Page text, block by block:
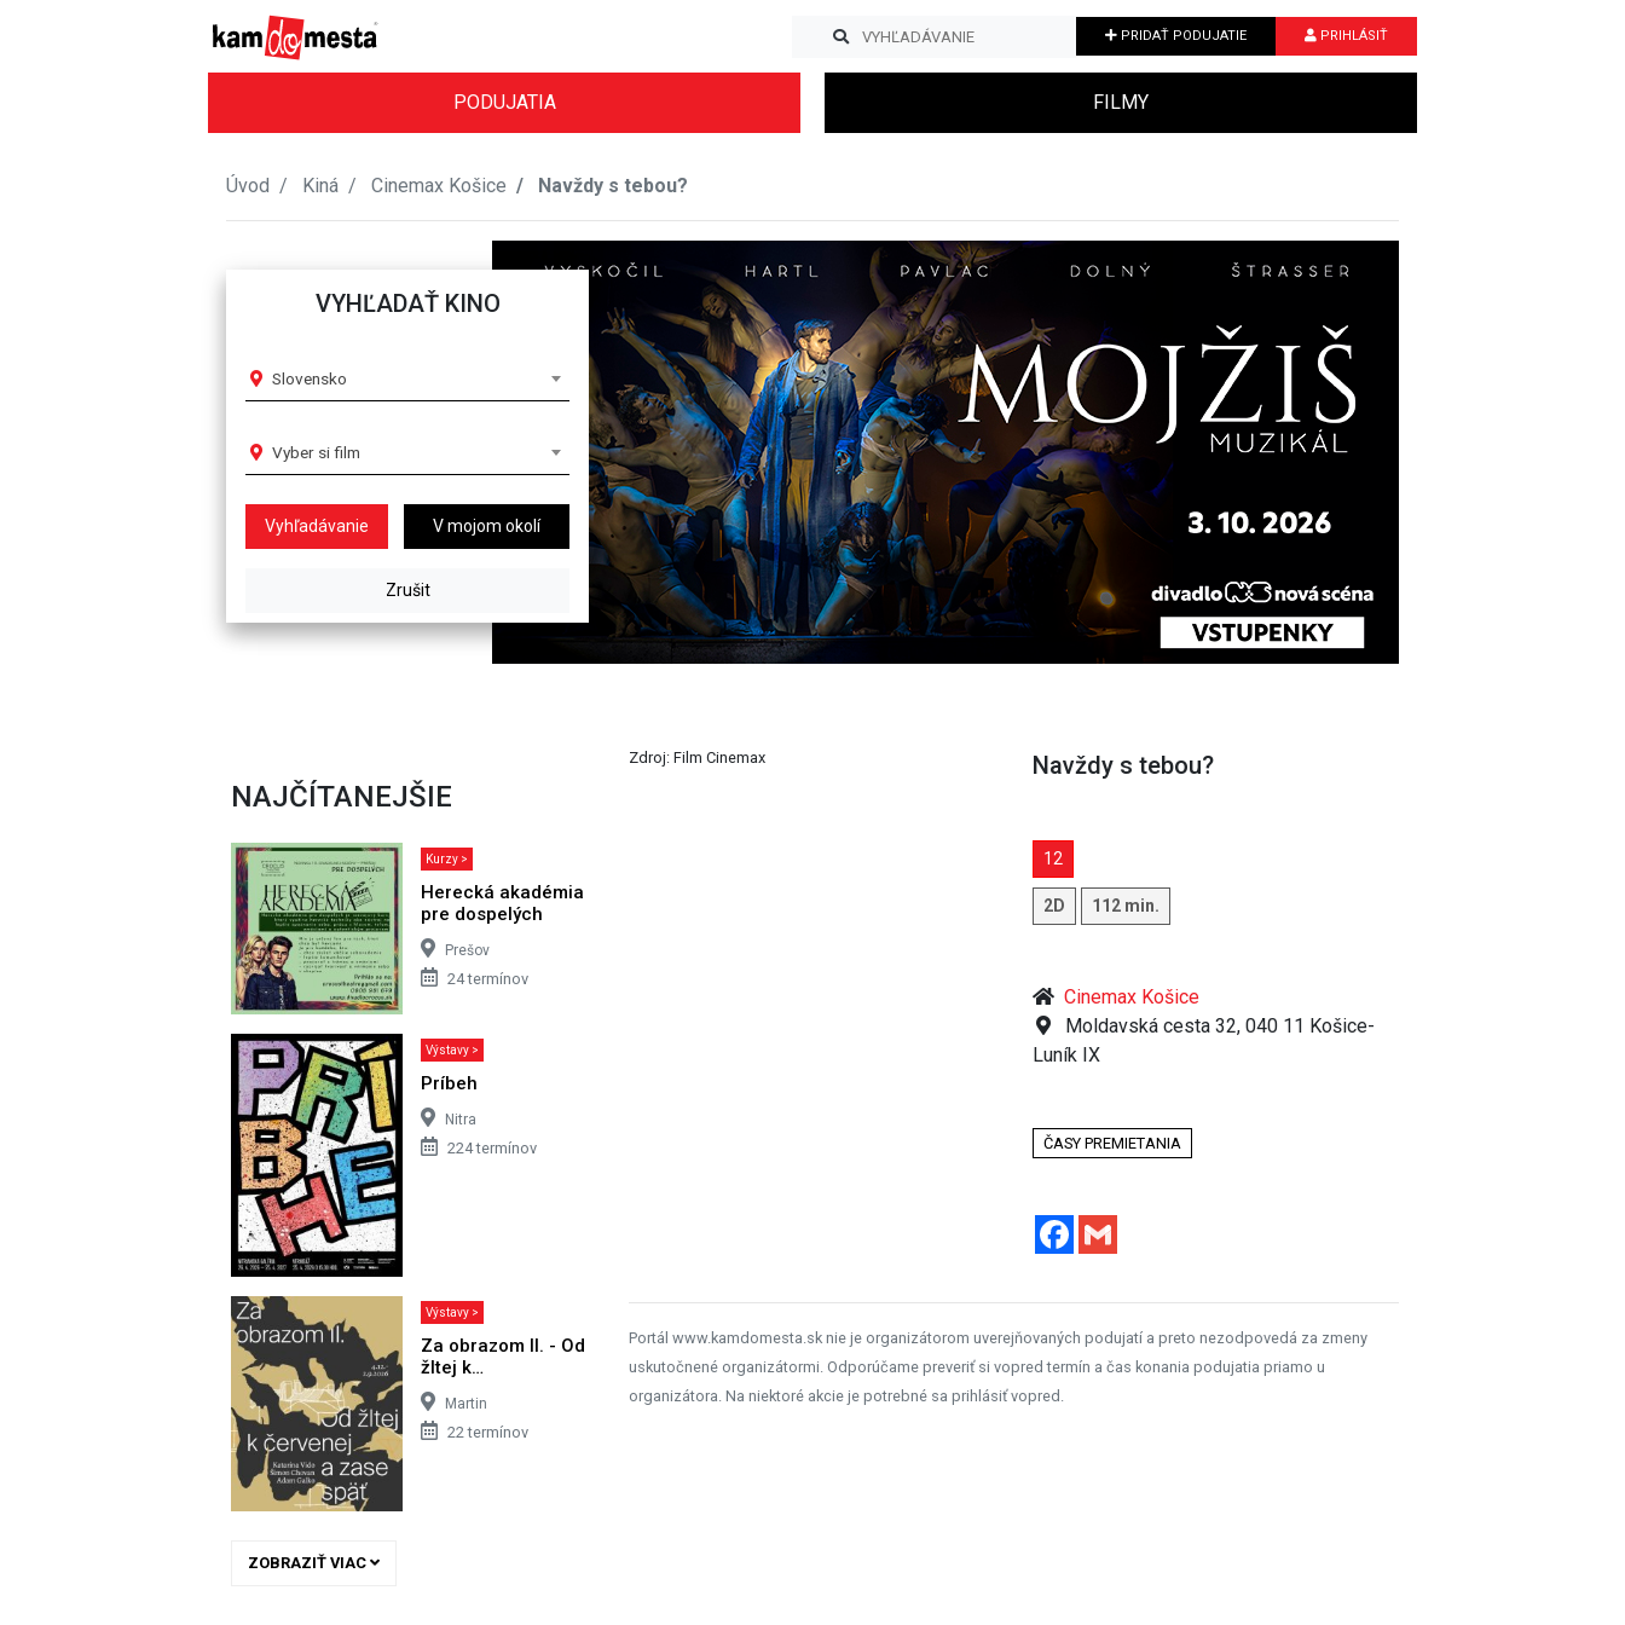
PRIDAŤ PODUJATIE PRIHLÁSIŤ
PODUJATIA FILMY
Úvod Kiná Cinemax Košice Navždy s tebou?
VYHĽADAŤ KINO
Slovensko
Vyber si film
V mojom okolí
Previous
NAJČÍTANEJŠIE
Kurzy >
Herecká akadémia
pre dospelých
Prešov
24 termínov
Výstavy >
Príbeh
Nitra
224 termínov
Výstavy >
Za obrazom II. - Od
žltej k…
Martin
22 termínov
ZOBRAZIŤ VIAC
Zdroj: Film Cinemax Navždy s tebou?
12
2D 112 min.
Cinemax Košice
Moldavská cesta 32, 040 11 Košice-
Luník IX
ČASY PREMIETANIA
Facebook
Portál www.kamdomesta.sk nie je organizátorom uverejňovaných podujatí a preto nezodpovedá za zmeny
uskutočnené organizátormi. Odporúčame preveriť si vopred termín a čas konania podujatia priamo u
organizátora. Na niektoré akcie je potrebné sa prihlásiť vopred.